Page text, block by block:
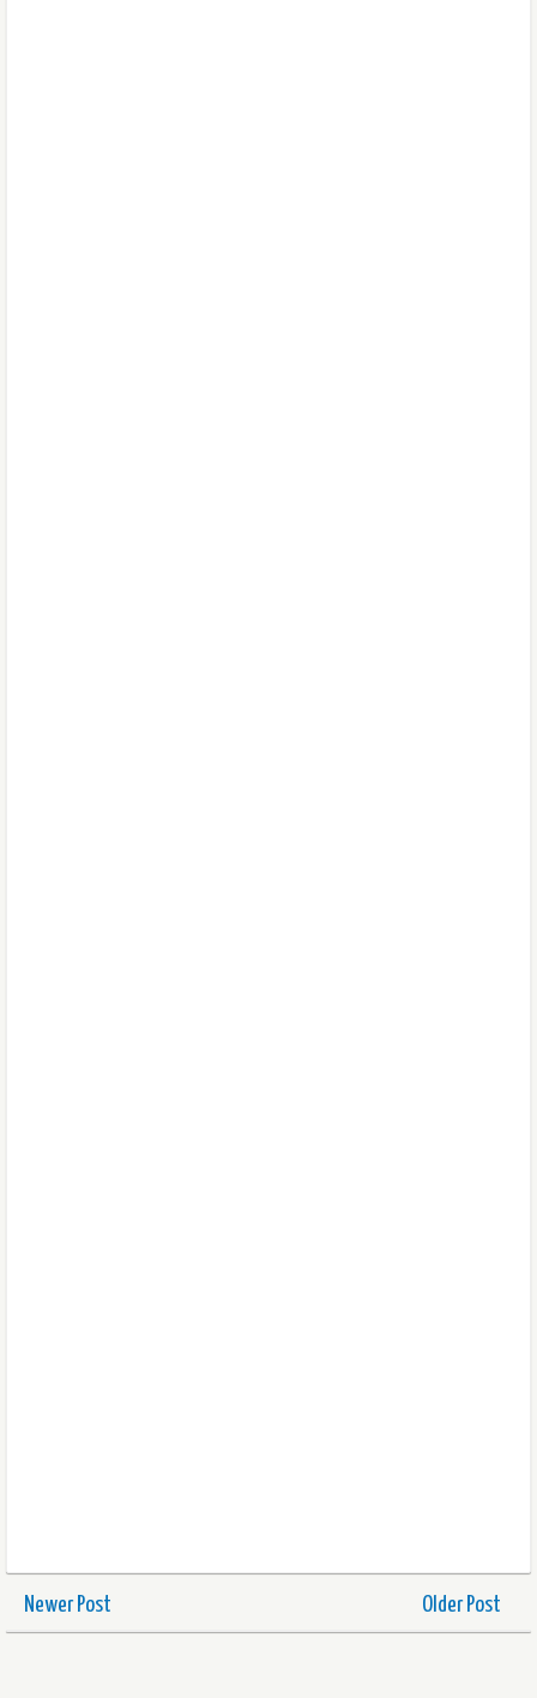
Newer Post Older Post